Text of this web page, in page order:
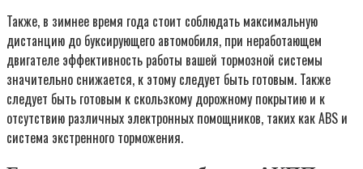
Также, в зимнее время года стоит соблюдать максимальную
дистанцию до буксирующего автомобиля, при неработающем
двигателе эффективность работы вашей тормозной системы
значительно снижается, к этому следует быть готовым. Также
следует быть готовым к скользкому дорожному покрытию и к
отсутствию различных электронных помощников, таких как ABS и
система экстренного торможения.